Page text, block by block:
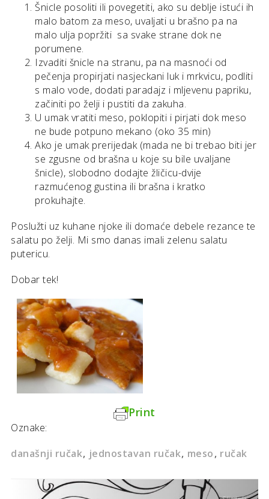
Šnicle posoliti ili povegetiti, ako su deblje istući ih
malo batom za meso, uvaljati u brašno pa na
malo ulja popržiti sa svake strane dok ne
porumene.
Izvaditi šnicle na stranu, pa na masnoći od
pečenja propirjati nasjeckani luk i mrkvicu, podliti
s malo vode, dodati paradajz i mljevenu papriku,
začiniti po želji i pustiti da zakuha.
U umak vratiti meso, poklopiti i pirjati dok meso
ne bude potpuno mekano (oko 35 min)
Ako je umak prerijedak (mada ne bi trebao biti jer
se zgusne od brašna u koje su bile uvaljane
šnicle), slobodno dodajte žličicu-dvije
razmućenog gustina ili brašna i kratko
prokuhajte.
Poslužti uz kuhane njoke ili domaće debele rezance te
salatu po želji. Mi smo danas imali zelenu salatu
putericu.
Dobar tek!
Print
Oznake:
današnji ručak jednostavan ručak meso ručak